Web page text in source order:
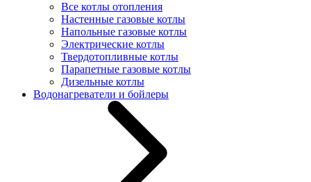
Все котлы отопления
Настенные газовые котлы
Напольные газовые котлы
Электрические котлы
Твердотопливные котлы
Парапетные газовые котлы
Дизельные котлы
Водонагреватели и бойлеры